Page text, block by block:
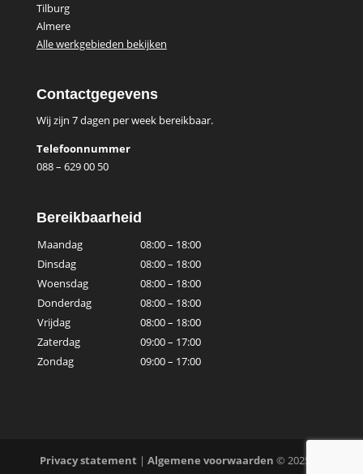
Tilburg
Almere
Alle werkgebieden bekijken
Contactgegevens
Wij zijn 7 dagen per week bereikbaar.
Telefoonnummer
088 – 629 00 50
Bereikbaarheid
Maandag
08:00 – 18:00
Dinsdag
08:00 – 18:00
Woensdag
08:00 – 18:00
Donderdag
08:00 – 18:00
Vrijdag
08:00 – 18:00
Zaterdag
09:00 – 17:00
Zondag
09:00 – 17:00
Privacy statement | Algemene voorwaarden © 2025 ls-